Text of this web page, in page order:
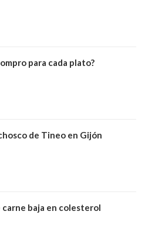
para cada plato?
de Tineo en Gijón
baja en colesterol